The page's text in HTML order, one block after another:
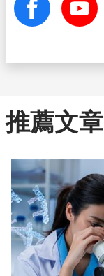
facebook Youtube
推薦文章